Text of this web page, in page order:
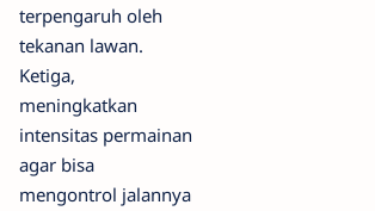
terpengaruh oleh
tekanan lawan.
Ketiga,
meningkatkan
intensitas permainan
agar bisa
mengontrol jalannya